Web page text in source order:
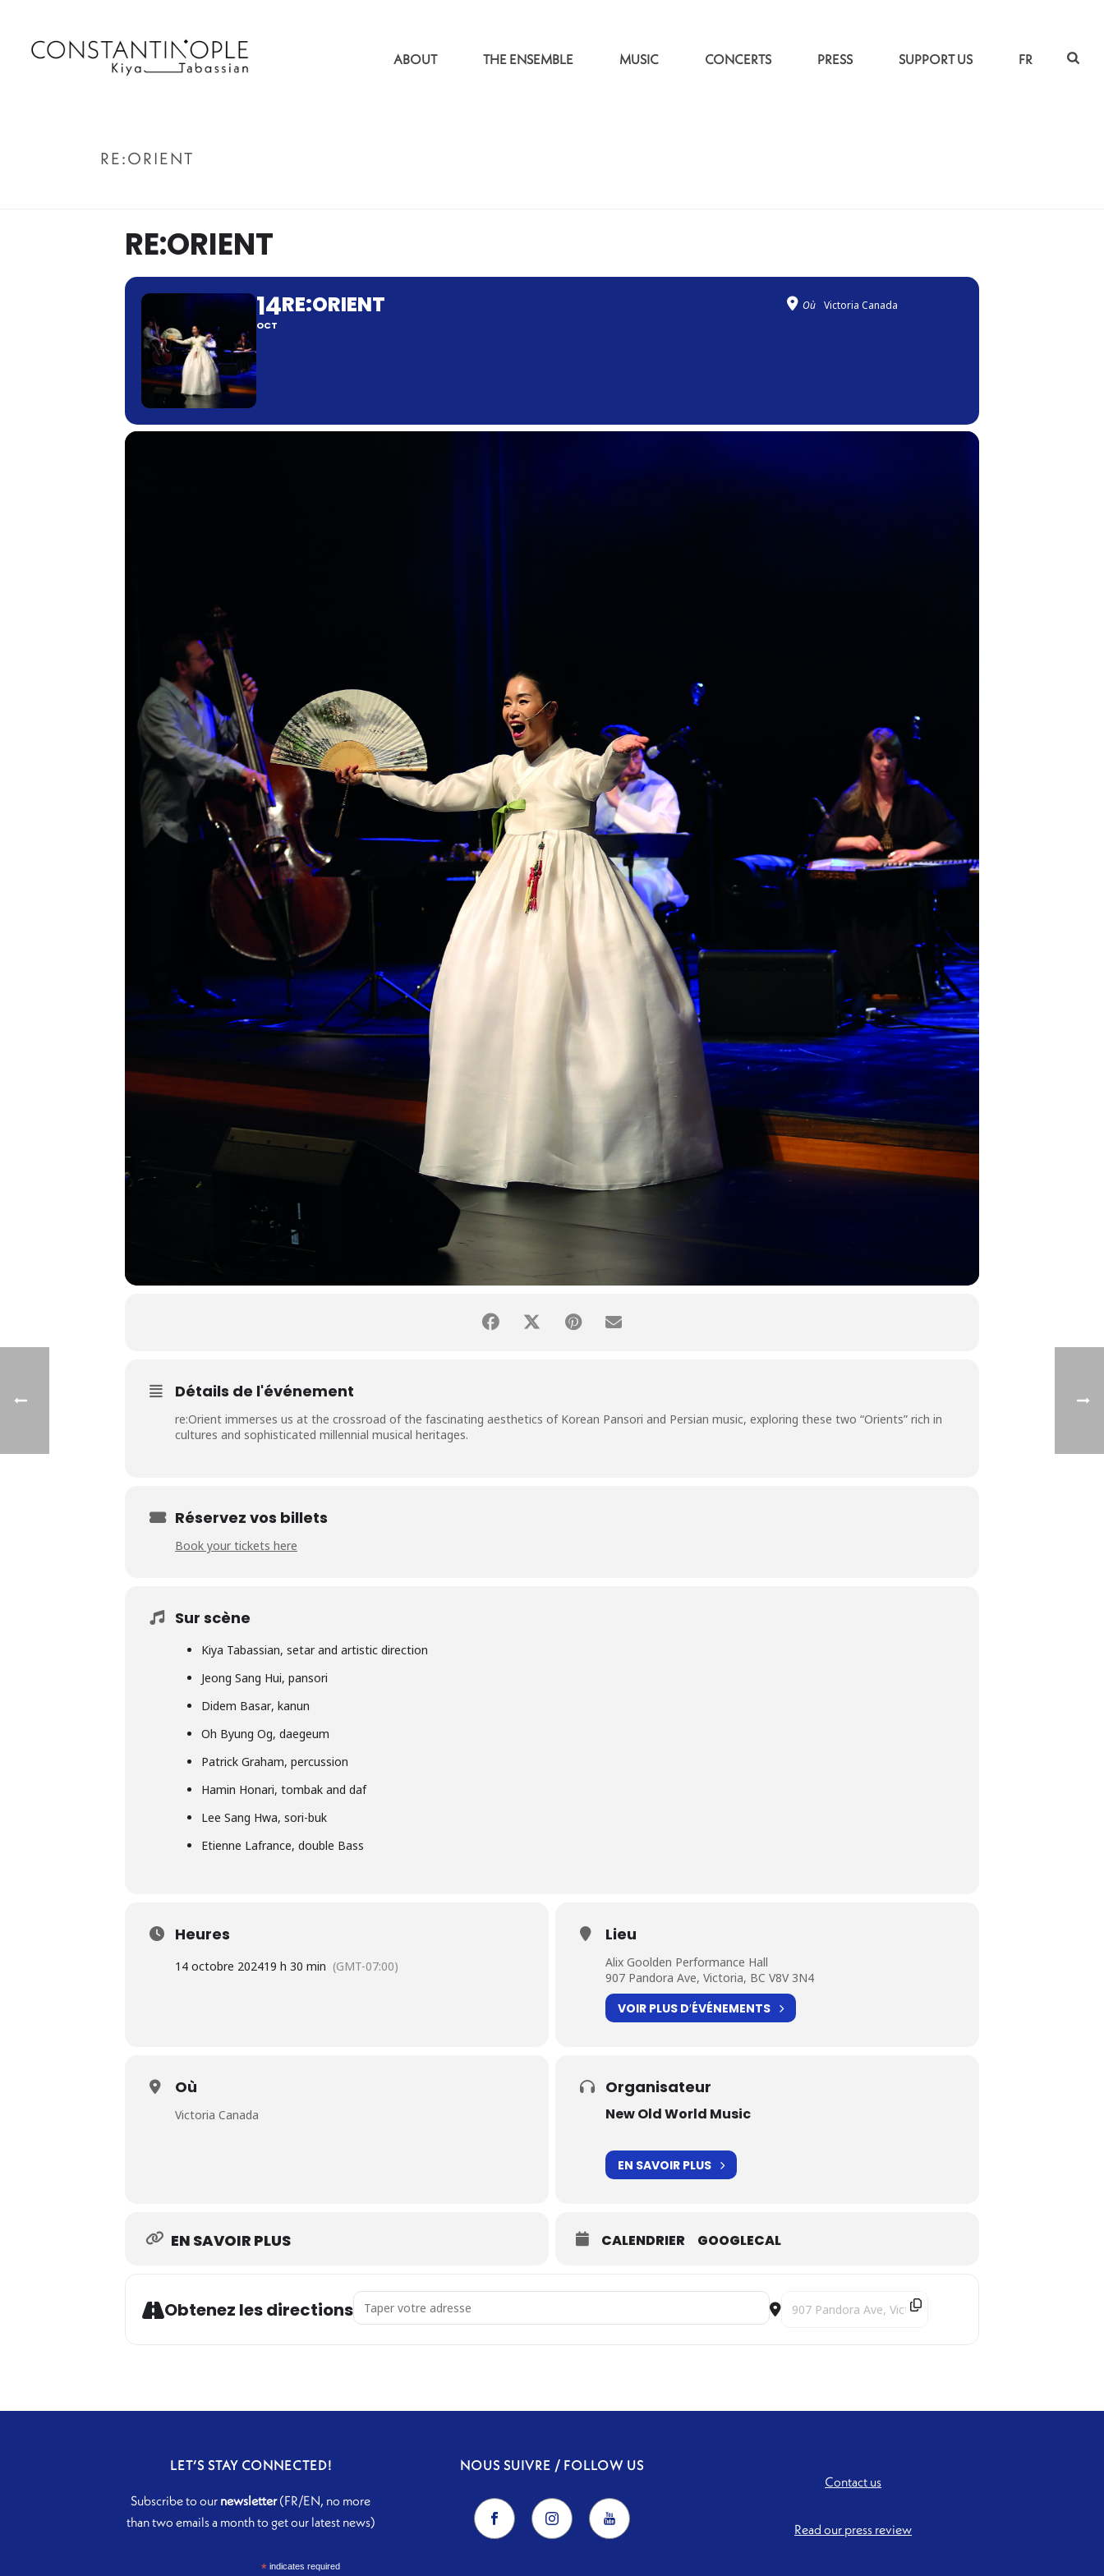
ABOUT THE ENSEMBLE MUSIC CONCERTS PRESS SUPPORT US FR
RE:ORIENT
RE:ORIENT
14
OCT
RE:ORIENT Où Victoria Canada
Détails de l'événement
re:Orient immerses us at the crossroad of the fascinating aesthetics of Korean Pansori and Persian music, exploring these two “Orients” rich in
cultures and sophisticated millennial musical heritages.
Réservez vos billets
Book your tickets here
Sur scène
Kiya Tabassian, setar and artistic direction
Jeong Sang Hui, pansori
Didem Basar, kanun
Oh Byung Og, daegeum
Patrick Graham, percussion
Hamin Honari, tombak and daf
Lee Sang Hwa, sori-buk
Etienne Lafrance, double Bass
Heures
14 octobre 202419 h 30 min (GMT-07:00)
Lieu
Alix Goolden Performance Hall
907 Pandora Ave, Victoria, BC V8V 3N4
VOIR PLUS D′ÉVÉNEMENTS
Où
Victoria Canada
Organisateur
New Old World Music
EN SAVOIR PLUS
EN SAVOIR PLUS CALENDRIER GOOGLECAL
Obtenez les directions Address - re:Orient [ZfT58rLnN] Destination Address - re:Orient [FyUBkepV1]
LET’S STAY CONNECTED!
Subscribe to our newsletter(FR/EN, no more
than two emails a month to get our latest news)
*indicates required
NOUS SUIVRE / FOLLOW US
Contact us
Read our press review